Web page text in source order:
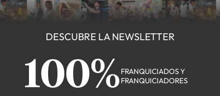
DESCUBRE LA NEWSLETTER
100% FRANQUICIADOS Y
FRANQUICIADORES